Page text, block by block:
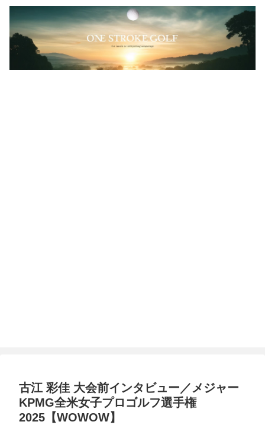
古江 彩佳 大会前インタビュー／メジャー
KPMG全米女子プロゴルフ選手権
2025【WOWOW】